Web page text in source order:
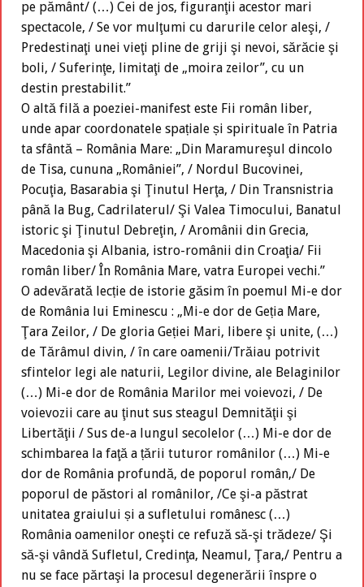
pe pământ/ (…) Cei de jos, figuranţii acestor mari
spectacole, / Se vor mulţumi cu darurile celor aleşi, /
Predestinaţi unei vieţi pline de griji şi nevoi, sărăcie şi
boli, / Suferinţe, limitaţi de „moira zeilor”, cu un
destin prestabilit.”
O altă filă a poeziei-manifest este Fii român liber,
unde apar coordonatele spațiale și spirituale în Patria
ta sfântă – România Mare: „Din Maramureşul dincolo
de Tisa, cununa „României”, / Nordul Bucovinei,
Pocuţia, Basarabia şi Ţinutul Herţa, / Din Transnistria
până la Bug, Cadrilaterul/ Şi Valea Timocului, Banatul
istoric şi Ţinutul Debreţin, / Aromânii din Grecia,
Macedonia şi Albania, istro-românii din Croaţia/ Fii
român liber/ În România Mare, vatra Europei vechi.”
O adevărată lecție de istorie găsim în poemul Mi-e dor
de România lui Eminescu : „Mi-e dor de Geția Mare,
Ţara Zeilor, / De gloria Geției Mari, libere şi unite, (…)
de Tărâmul divin, / în care oamenii/Trăiau potrivit
sfintelor legi ale naturii, Legilor divine, ale Belaginilor
(…) Mi-e dor de România Marilor mei voievozi, / De
voievozii care au ţinut sus steagul Demnităţii şi
Libertăţii / Sus de-a lungul secolelor (…) Mi-e dor de
schimbarea la faţă a țării tuturor românilor (…) Mi-e
dor de România profundă, de poporul român,/ De
poporul de păstori al românilor, /Ce şi-a păstrat
unitatea graiului și a sufletului românesc (…)
România oamenilor oneşti ce refuză să-şi trădeze/ Şi
să-şi vândă Sufletul, Credinţa, Neamul, Ţara,/ Pentru a
nu se face părtaşi la procesul degenerării înspre o